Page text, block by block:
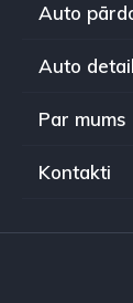
Auto
Auto
Par mums
Kontakti